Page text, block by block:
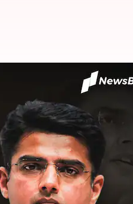
विश्वास मत,
को पटाक्षेप हो
हैं। इस दौरान